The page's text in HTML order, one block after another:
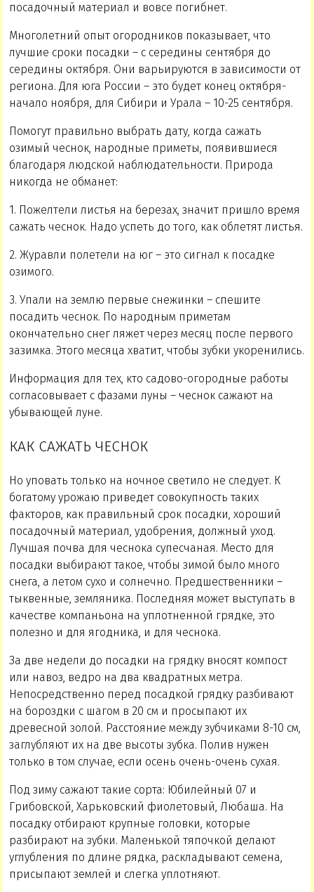
посадочный материал и вовсе погибнет.
Многолетний опыт огородников показывает, что
лучшие сроки посадки – с середины сентября до
середины октября. Они варьируются в зависимости от
региона. Для юга России – это будет конец октября-
начало ноября, для Сибири и Урала – 10-25 сентября.
Помогут правильно выбрать дату, когда сажать
озимый чеснок, народные приметы, появившиеся
благодаря людской наблюдательности. Природа
никогда не обманет:
1. Пожелтели листья на березах, значит пришло время
сажать чеснок. Надо успеть до того, как облетят листья.
2. Журавли полетели на юг – это сигнал к посадке
озимого.
3. Упали на землю первые снежинки – спешите
посадить чеснок. По народным приметам
окончательно снег ляжет через месяц после первого
зазимка. Этого месяца хватит, чтобы зубки укоренились.
Информация для тех, кто садово-огородные работы
согласовывает с фазами луны – чеснок сажают на
убывающей луне.
КАК САЖАТЬ ЧЕСНОК
Но уповать только на ночное светило не следует. К
богатому урожаю приведет совокупность таких
факторов, как правильный срок посадки, хороший
посадочный материал, удобрения, должный уход.
Лучшая почва для чеснока супесчаная. Место для
посадки выбирают такое, чтобы зимой было много
снега, а летом сухо и солнечно. Предшественники –
тыквенные, земляника. Последняя может выступать в
качестве компаньона на уплотненной грядке, это
полезно и для ягодника, и для чеснока.
За две недели до посадки на грядку вносят компост
или навоз, ведро на два квадратных метра.
Непосредственно перед посадкой грядку разбивают
на бороздки с шагом в 20 см и просыпают их
древесной золой. Расстояние между зубчиками 8-10 см,
заглубляют их на две высоты зубка. Полив нужен
только в том случае, если осень очень-очень сухая.
Под зиму сажают такие сорта: Юбилейный 07 и
Грибовской, Харьковский фиолетовый, Любаша. На
посадку отбирают крупные головки, которые
разбирают на зубки. Маленькой тяпочкой делают
углубления по длине рядка, раскладывают семена,
присыпают землей и слегка уплотняют.